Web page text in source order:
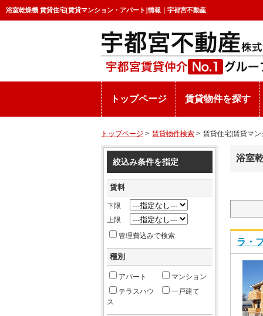
浴室乾燥機 賃貸住宅[賃貸マンション・アパート]情報｜宇都宮不動産
トップページ 賃貸物件を探す
トップページ > 賃貸物件検索 > 賃貸住宅[賃貸マ
浴室
ラ・
絞込み条件を指定
賃料
下限
上限
管理費込みで検索
種別
アパート
マンション
テラスハウ
ス
一戸建て